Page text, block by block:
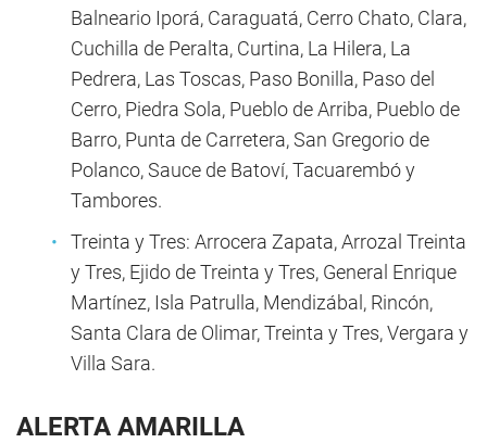
Balneario Iporá, Caraguatá, Cerro Chato, Clara,
Cuchilla de Peralta, Curtina, La Hilera, La
Pedrera, Las Toscas, Paso Bonilla, Paso del
Cerro, Piedra Sola, Pueblo de Arriba, Pueblo de
Barro, Punta de Carretera, San Gregorio de
Polanco, Sauce de Batoví, Tacuarembó y
Tambores.
Treinta y Tres: Arrocera Zapata, Arrozal Treinta
y Tres, Ejido de Treinta y Tres, General Enrique
Martínez, Isla Patrulla, Mendizábal, Rincón,
Santa Clara de Olimar, Treinta y Tres, Vergara y
Villa Sara.
ALERTA AMARILLA